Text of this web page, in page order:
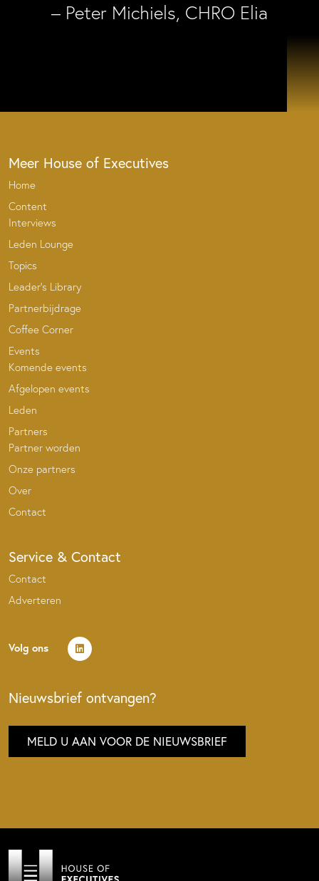
– Peter Michiels, CHRO Elia
Meer House of Executives
Home
Content
Interviews
Leden Lounge
Topics
Leader’s Library
Partnerbijdrage
Coffee Corner
Events
Komende events
Afgelopen events
Leden
Partners
Partner worden
Onze partners
Over
Contact
Service & Contact
Contact
Adverteren
Volg ons
Nieuwsbrief ontvangen?
MELD U AAN VOOR DE NIEUWSBRIEF